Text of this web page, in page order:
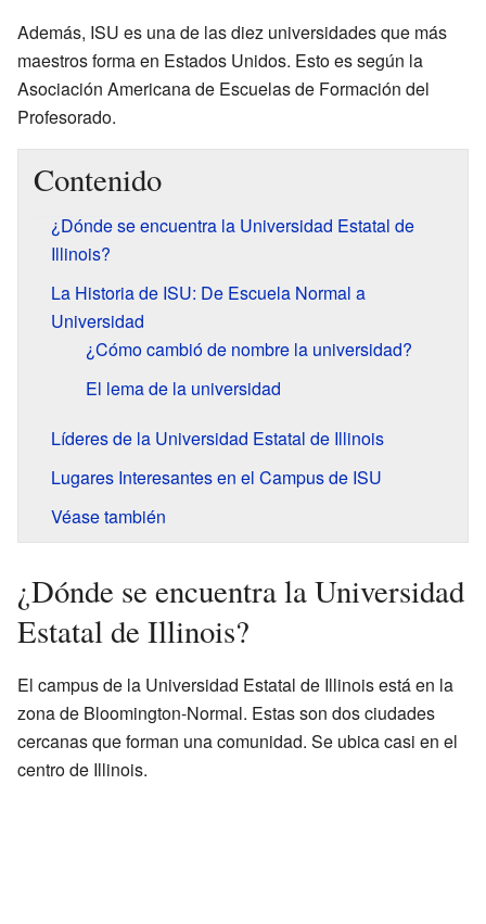
Además, ISU es una de las diez universidades que más
maestros forma en Estados Unidos. Esto es según la
Asociación Americana de Escuelas de Formación del
Profesorado.
Contenido
¿Dónde se encuentra la Universidad Estatal de
Illinois?
La Historia de ISU: De Escuela Normal a
Universidad
¿Cómo cambió de nombre la universidad?
El lema de la universidad
Líderes de la Universidad Estatal de Illinois
Lugares Interesantes en el Campus de ISU
Véase también
¿Dónde se encuentra la Universidad
Estatal de Illinois?
El campus de la Universidad Estatal de Illinois está en la
zona de Bloomington-Normal. Estas son dos ciudades
cercanas que forman una comunidad. Se ubica casi en el
centro de Illinois.